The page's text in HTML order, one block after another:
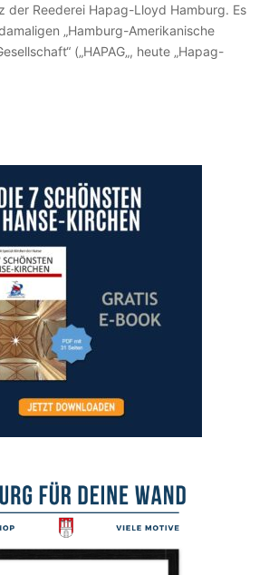
der Reederei Hapag-Lloyd Hamburg. Es
„Hamburg-Amerikanische
(„HAPAG„, heute „Hapag-